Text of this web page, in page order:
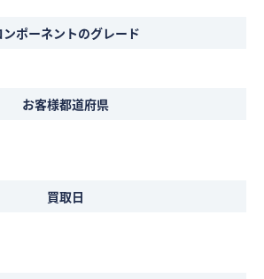
ンポーネントのグレード
お客様都道府県
買取日